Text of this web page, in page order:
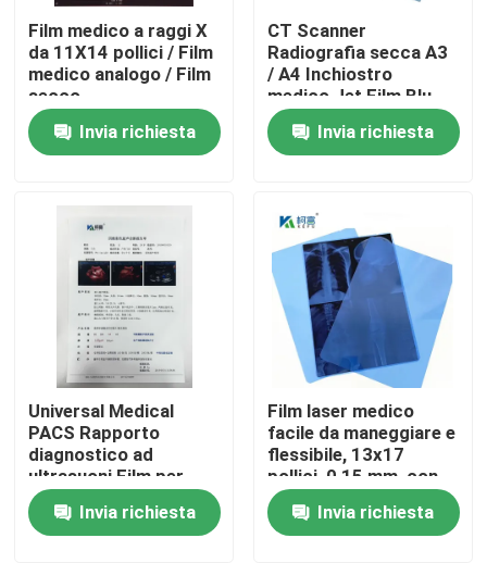
Prodotti
Chi siamo
Fatory Tour
Controllo di qualità
Film medico a raggi X
da 11X14 pollici / Film
medico analogo / Film
secco
Invia richiesta
CT Scanner
Radiografia secca A3
/ A4 Inchiostro
medico Jet Film Blu
Film PET a raggi X
Invia richiesta
Universal Medical
PACS Rapporto
diagnostico ad
ultrasuoni Film per
apparecchiature
medicheInvia richiesta
Film laser medico
facile da maneggiare e
flessibile, 13x17
pollici, 0,15 mm, con
una superficie liscia e
resistente alla
piegatura
Invia richiesta